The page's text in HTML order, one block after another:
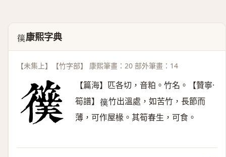
𥵜 康熙字典
【未集上】【竹字部】 康熙筆畫：20 部外筆畫：14
【篇海】匹各切，音粕。竹名。【贊寧·
筍譜】 𥵜 竹出溫處，如苦竹，長節而
薄，可作屋椽。其筍春生，可食。